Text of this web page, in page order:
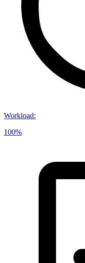
Workload:
100%